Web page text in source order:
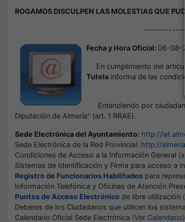
ROGAMOS DISCULPEN LAS MOLESTIAS QUE
Fecha y Hora Oficial: 06-08-
En cumplimiento del
Tutela informa de las
Entendiendo por
Diputación de Almería" (art. 1 RRAE).
Sede Electrónica del Ayuntamiento: http://
Sede Electrónica de la Red Provincial: http://
Condiciones de Acceso a la Información General
Sistemas de Identificación y Firma para acceso a
Registro de Funcionarios Habilitados para
Información Telefónica y Oficinas de Atención
Puntos de Acceso Electrónico de libre utilización
Deberes de los Ciudadanos que utilicen los
Calendario Oficial Sede Electrónica (Ver Calendario)